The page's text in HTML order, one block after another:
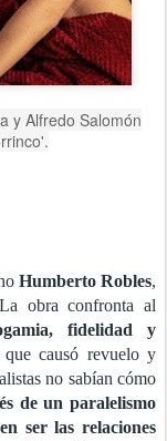
y Alfredo Salomón
Humberto Robles,
obra confronta al
fidelidad y
causó revuelo y
no sabían cómo
de un paralelismo
ser las relaciones